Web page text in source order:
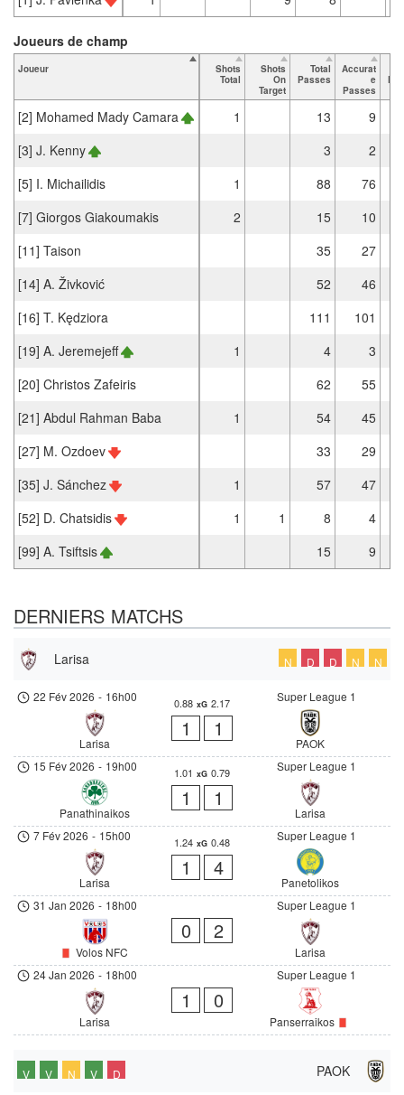
Joueur
Shots
Total
Shots
On
Target
Total
Passes
Accurat
e
Passes
[2] Mohamed Mady Camara 1 13
9
[3] J. Kenny
3
2
[5] I. Michailidis
1 88
76
[7] Giorgos Giakoumakis
2 15
10
[11] Taison
35
27
[14] A. Živković
52
46
[16] T. Kędziora
111
101
[19] A. Jeremejeff
1 4
3
[20] Christos Zafeiris
62
55
[21] Abdul Rahman Baba
1 54
45
[27] M. Ozdoev
33
29
[35] J. Sánchez
1 57
47
[52] D. Chatsidis
1 1 8
4
[99] A. Tsiftsis
15 9
Joueurs de champ
DERNIERS MATCHS
Larisa N D D N N
Super League 1
22 Fév 2026 - 16h00
Larisa
0.88 xG 2.17
1 1
PAOK
Super League 1
15 Fév 2026 - 19h00
Panathinaikos
1.01 xG 0.79
1 1
Larisa
Super League 1
7 Fév 2026 - 15h00
Larisa
1.24 xG 0.48
1 4
Panetolikos
Super League 1
31 Jan 2026 - 18h00
Volos NFC
0 2
Larisa
Super League 1
24 Jan 2026 - 18h00
Larisa
1 0
Panserraikos
PAOK
V V N V D